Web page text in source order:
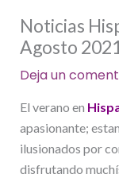
Noticias
Agosto
Deja un
El verano en
apasionante;
ilusionados por
disfrutando